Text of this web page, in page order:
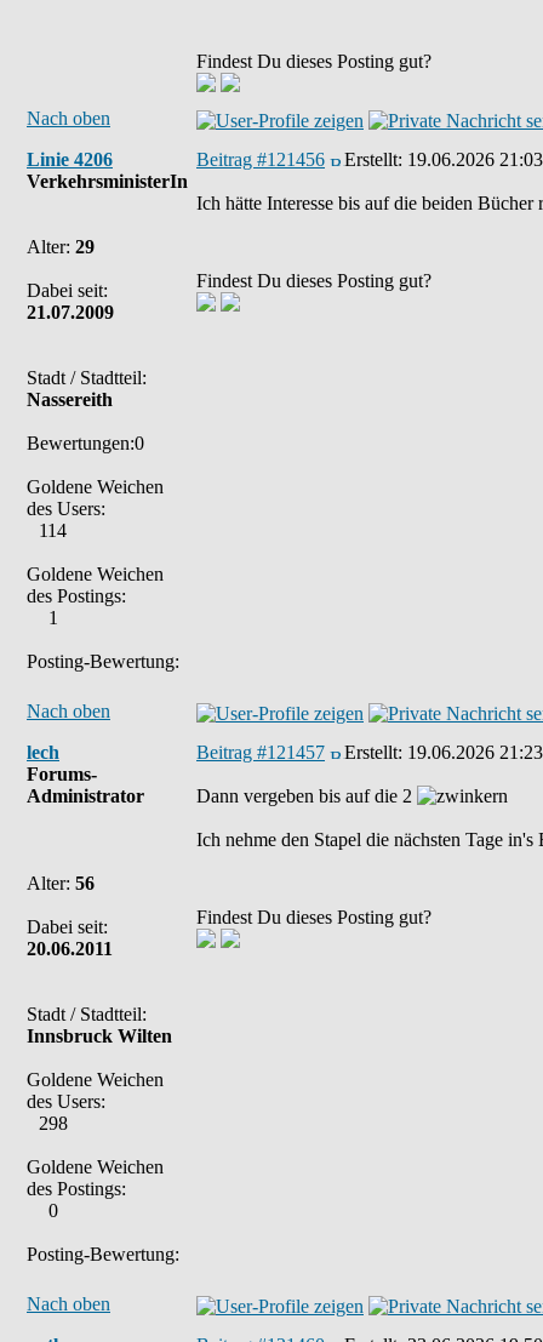
Findest Du dieses Posting gut?
Nach oben
Linie 4206
VerkehrsministerIn
Alter: 29
Dabei seit:
21.07.2009
Stadt / Stadtteil:
Nassereith
Bewertungen:0
Goldene Weichen
des Users:
114
Goldene Weichen
des Postings:
1
Posting-Bewertung:
Beitrag #121456 Erstellt: 19.06.2026 21:03
Ich hätte Interesse bis auf die beiden
Findest Du dieses Posting gut?
Nach oben
lech
Forums-
Administrator
Alter: 56
Dabei seit:
20.06.2011
Stadt / Stadtteil:
Innsbruck Wilten
Goldene Weichen
des Users:
298
Goldene Weichen
des Postings:
0
Posting-Bewertung:
Beitrag #121457 Erstellt: 19.06.2026 21:23
Dann vergeben bis auf die 2
Ich nehme den Stapel die nächsten Tage
Findest Du dieses Posting gut?
Nach oben